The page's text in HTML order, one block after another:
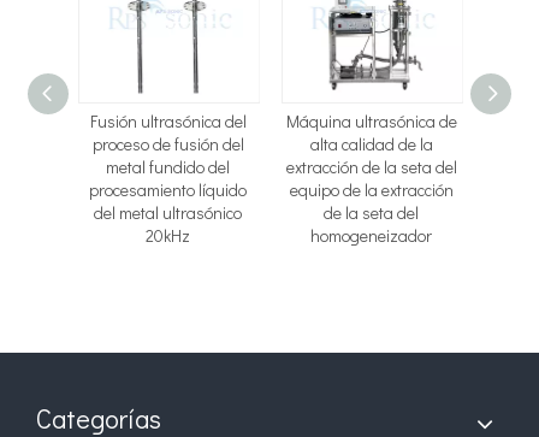
Fusión ultrasónica del
proceso de fusión del
metal fundido del
procesamiento líquido
del metal ultrasónico
20kHz
Máquina ultrasónica de
alta calidad de la
extracción de la seta del
equipo de la extracción
de la seta del
homogeneizador
Categorías